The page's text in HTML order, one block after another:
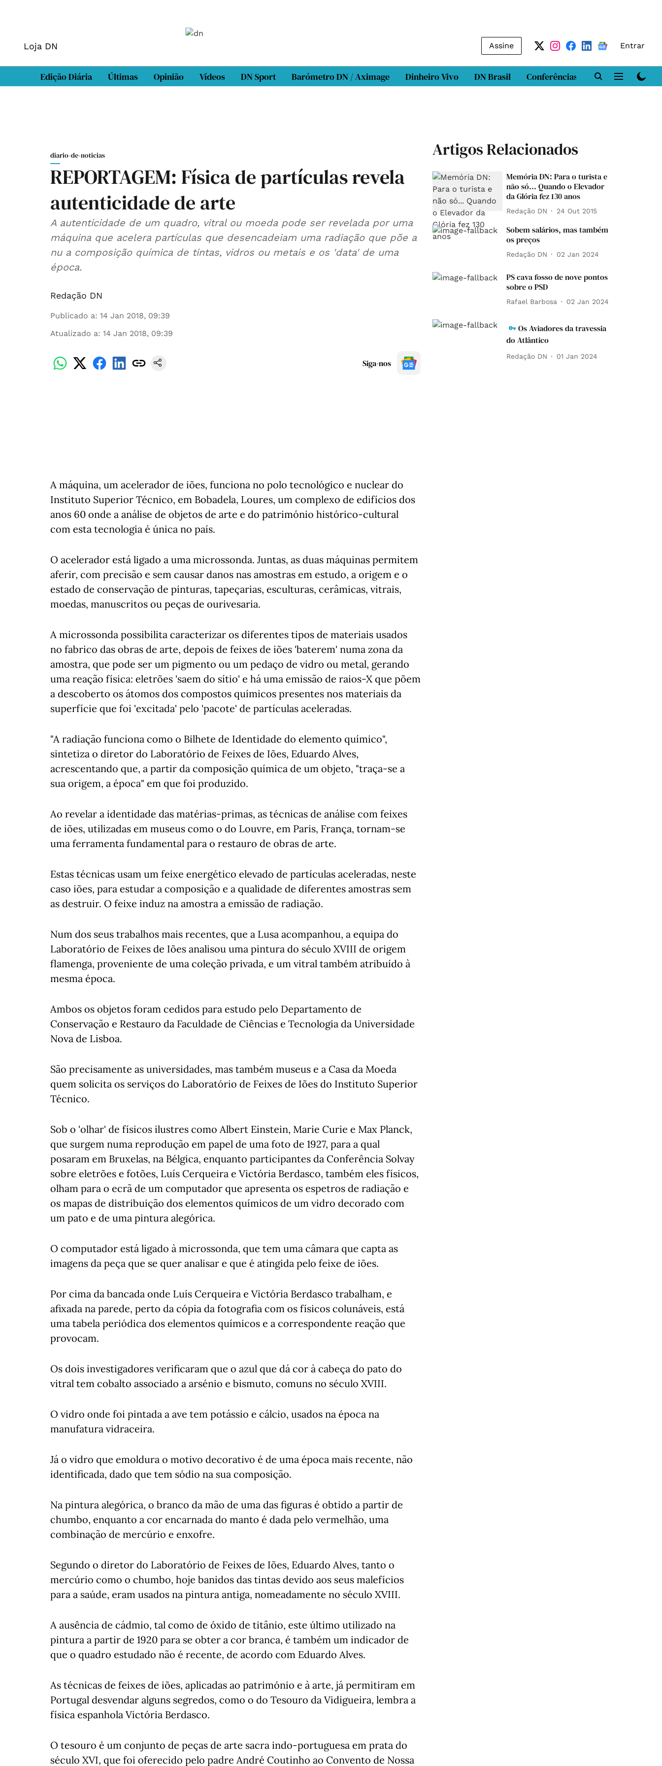
Loja DN Assine Entrar
Edição Diária Últimas Opinião Vídeos DN Sport Barómetro DN / Aximage Dinheiro Vivo DN Brasil Conferências DN LAB
diario-de-noticias
REPORTAGEM: Física de partículas revela
autenticidade de arte
A autenticidade de um quadro, vitral ou moeda pode ser revelada por uma
máquina que acelera partículas que desencadeiam uma radiação que põe a
nu a composição química de tintas, vidros ou metais e os 'data' de uma
época.
Redação DN
Publicado a: 14 Jan 2018, 09:39
Atualizado a: 14 Jan 2018, 09:39
Siga-nos
A máquina, um acelerador de iões, funciona no polo tecnológico e nuclear do
Instituto Superior Técnico, em Bobadela, Loures, um complexo de edifícios dos
anos 60 onde a análise de objetos de arte e do património histórico-cultural
com esta tecnologia é única no país.
O acelerador está ligado a uma microssonda. Juntas, as duas máquinas permitem
aferir, com precisão e sem causar danos nas amostras em estudo, a origem e o
estado de conservação de pinturas, tapeçarias, esculturas, cerâmicas, vitrais,
moedas, manuscritos ou peças de ourivesaria.
A microssonda possibilita caracterizar os diferentes tipos de materiais usados
no fabrico das obras de arte, depois de feixes de iões 'baterem' numa zona da
amostra, que pode ser um pigmento ou um pedaço de vidro ou metal, gerando
uma reação física: eletrões 'saem do sítio' e há uma emissão de raios-X que põem
a descoberto os átomos dos compostos químicos presentes nos materiais da
superfície que foi 'excitada' pelo 'pacote' de partículas aceleradas.
"A radiação funciona como o Bilhete de Identidade do elemento químico",
sintetiza o diretor do Laboratório de Feixes de Iões, Eduardo Alves,
acrescentando que, a partir da composição química de um objeto, "traça-se a
sua origem, a época" em que foi produzido.
Ao revelar a identidade das matérias-primas, as técnicas de análise com feixes
de iões, utilizadas em museus como o do Louvre, em Paris, França, tornam-se
uma ferramenta fundamental para o restauro de obras de arte.
Estas técnicas usam um feixe energético elevado de partículas aceleradas, neste
caso iões, para estudar a composição e a qualidade de diferentes amostras sem
as destruir. O feixe induz na amostra a emissão de radiação.
Num dos seus trabalhos mais recentes, que a Lusa acompanhou, a equipa do
Laboratório de Feixes de Iões analisou uma pintura do século XVIII de origem
flamenga, proveniente de uma coleção privada, e um vitral também atribuído à
mesma época.
Ambos os objetos foram cedidos para estudo pelo Departamento de
Conservação e Restauro da Faculdade de Ciências e Tecnologia da Universidade
Nova de Lisboa.
São precisamente as universidades, mas também museus e a Casa da Moeda
quem solicita os serviços do Laboratório de Feixes de Iões do Instituto Superior
Técnico.
Sob o 'olhar' de físicos ilustres como Albert Einstein, Marie Curie e Max Planck,
que surgem numa reprodução em papel de uma foto de 1927, para a qual
posaram em Bruxelas, na Bélgica, enquanto participantes da Conferência Solvay
sobre eletrões e fotões, Luís Cerqueira e Victória Berdasco, também eles físicos,
olham para o ecrã de um computador que apresenta os espetros de radiação e
os mapas de distribuição dos elementos químicos de um vidro decorado com
um pato e de uma pintura alegórica.
O computador está ligado à microssonda, que tem uma câmara que capta as
imagens da peça que se quer analisar e que é atingida pelo feixe de iões.
Por cima da bancada onde Luís Cerqueira e Victória Berdasco trabalham, e
afixada na parede, perto da cópia da fotografia com os físicos colunáveis, está
uma tabela periódica dos elementos químicos e a correspondente reação que
provocam.
Os dois investigadores verificaram que o azul que dá cor à cabeça do pato do
vitral tem cobalto associado a arsénio e bismuto, comuns no século XVIII.
O vidro onde foi pintada a ave tem potássio e cálcio, usados na época na
manufatura vidraceira.
Já o vidro que emoldura o motivo decorativo é de uma época mais recente, não
identificada, dado que tem sódio na sua composição.
Na pintura alegórica, o branco da mão de uma das figuras é obtido a partir de
chumbo, enquanto a cor encarnada do manto é dada pelo vermelhão, uma
combinação de mercúrio e enxofre.
Segundo o diretor do Laboratório de Feixes de Iões, Eduardo Alves, tanto o
mercúrio como o chumbo, hoje banidos das tintas devido aos seus malefícios
para a saúde, eram usados na pintura antiga, nomeadamente no século XVIII.
A ausência de cádmio, tal como de óxido de titânio, este último utilizado na
pintura a partir de 1920 para se obter a cor branca, é também um indicador de
que o quadro estudado não é recente, de acordo com Eduardo Alves.
As técnicas de feixes de iões, aplicadas ao património e à arte, já permitiram em
Portugal desvendar alguns segredos, como o do Tesouro da Vidigueira, lembra a
física espanhola Victória Berdasco.
O tesouro é um conjunto de peças de arte sacra indo-portuguesa em prata do
século XVI, que foi oferecido pelo padre André Coutinho ao Convento de Nossa
Artigos Relacionados
Memória DN: Para o turista e
não só... Quando o Elevador
da Glória fez 130 anos
Redação DN 24 Out 2015
Sobem salários, mas também
os preços
Redação DN 02 Jan 2024
PS cava fosso de nove pontos
sobre o PSD
Rafael Barbosa 02 Jan 2024
Os Aviadores da travessia
do Atlântico
Redação DN 01 Jan 2024